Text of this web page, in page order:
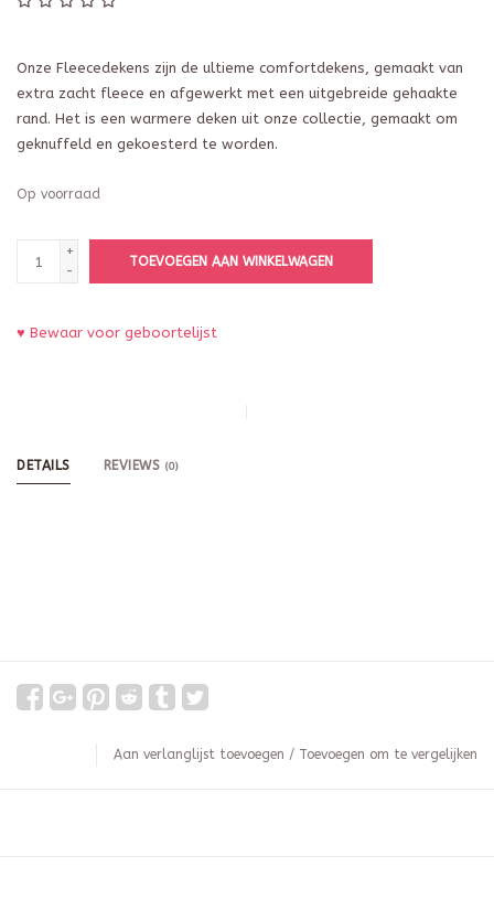
Onze Fleecedekens zijn de ultieme comfortdekens, gemaakt van
extra zacht fleece en afgewerkt met een uitgebreide gehaakte
rand. Het is een warmere deken uit onze collectie, gemaakt om
geknuffeld en gekoesterd te worden.
Op voorraad
+
-
TOEVOEGEN AAN WINKELWAGEN
♥ Bewaar voor geboortelijst
DETAILS REVIEWS (0)
Aan verlanglijst toevoegen / Toevoegen om te vergelijken